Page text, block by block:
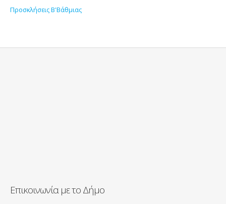
Προσκλήσεις Β'Βάθμιας
Επικοινωνία με το Δήμο